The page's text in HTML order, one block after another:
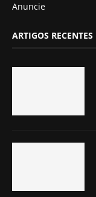
Anuncie
ARTIGOS RECENTES